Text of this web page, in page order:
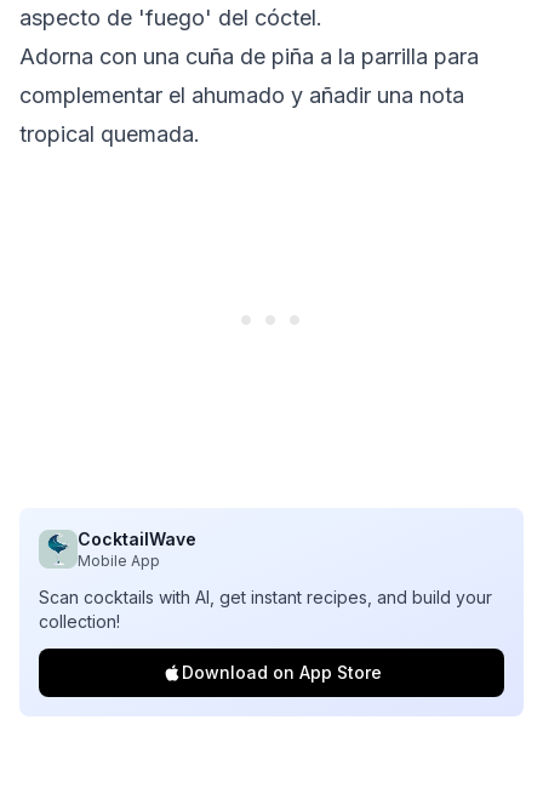
aspecto de 'fuego' del cóctel.
Adorna con una cuña de piña a la parrilla para
complementar el ahumado y añadir una nota
tropical quemada.
CocktailWave
Mobile App
Scan cocktails with AI, get instant recipes, and build your
collection!
Download on App Store